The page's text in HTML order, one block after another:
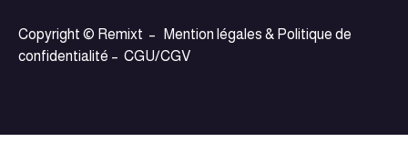
Copyright © Remixt –
Mention légales & Politique de
confidentialité – CGU/CGV